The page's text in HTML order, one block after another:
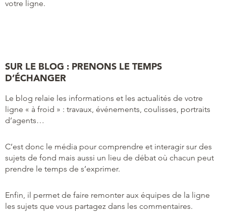
votre ligne.
SUR LE BLOG : PRENONS LE TEMPS
D’ÉCHANGER
Le blog relaie les informations et les actualités de votre
ligne « à froid » : travaux, événements, coulisses, portraits
d’agents…
C’est donc le média pour comprendre et interagir sur des
sujets de fond mais aussi un lieu de débat où chacun peut
prendre le temps de s’exprimer.
Enfin, il permet de faire remonter aux équipes de la ligne
les sujets que vous partagez dans les commentaires.